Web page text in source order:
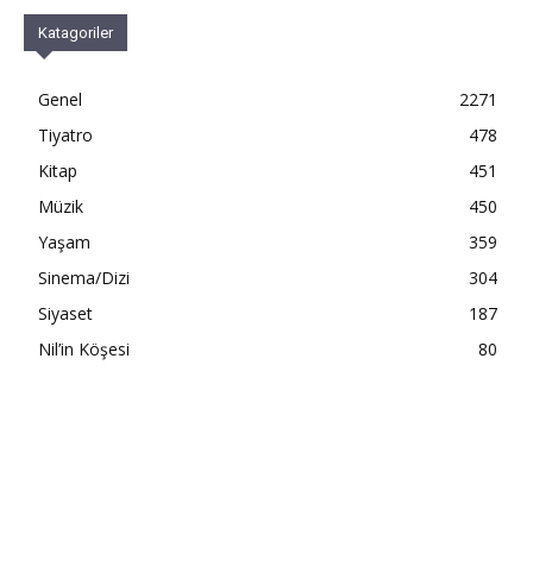
Katagoriler
Genel
2271
Tiyatro
478
Kitap
451
Müzik
450
Yaşam
359
Sinema/Dizi
304
Siyaset
187
Nil’in Köşesi
80